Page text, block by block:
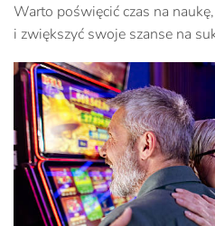
Warto poświęcić czas na
i zwiększyć swoje szanse na